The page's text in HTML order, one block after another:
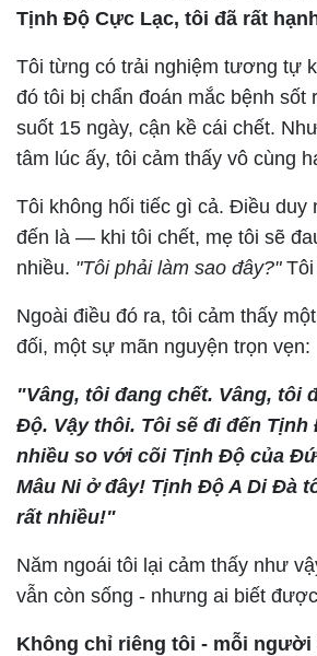
Tịnh Độ Cực Lạc, tôi đã rất
Tôi từng có trải nghiệm tương tự
đó tôi bị chẩn đoán mắc bệnh sốt
suốt 15 ngày, cận kề cái chết.
tâm lúc ấy, tôi cảm thấy vô cùng
Tôi không hối tiếc gì cả. Điều duy
đến là — khi tôi chết, mẹ tôi sẽ
nhiều. "Tôi phải làm sao đây?"Tôi
Ngoài điều đó ra, tôi cảm thấy
đối, một sự mãn nguyện trọn vẹn:
"Vâng, tôi đang chết. Vâng, tôi
Độ. Vậy thôi. Tôi sẽ đi đến
nhiều so với cõi Tịnh Độ của
Mâu Ni ở đây! Tịnh Độ A Di Đà
rất nhiều!"
Năm ngoái tôi lại cảm thấy như
vẫn còn sống - nhưng ai biết
Không chỉ riêng tôi - mỗi